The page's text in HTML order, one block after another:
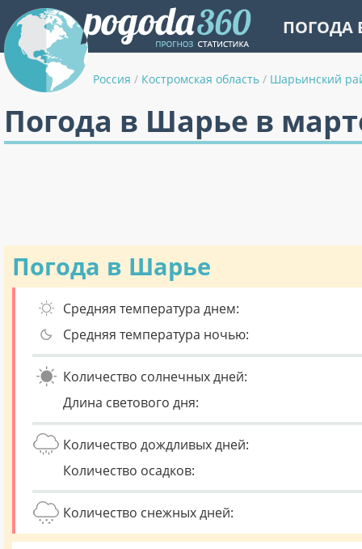
ПОГОДА
Россия / Костромская область / Шарьинский
Погода в Шарье в
Погода в Шарье
Средняя температура днем:
Средняя температура ночью:
Количество солнечных дней:
Длина светового дня:
Количество дождливых дней:
Количество осадков:
Количество снежных дней: